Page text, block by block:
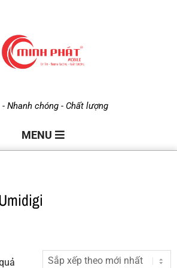
- Nhanh chóng - Chất lượng
MENU